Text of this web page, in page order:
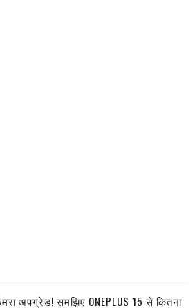
अपग्रेड! समझिए ONEPLUS 15 से कितना